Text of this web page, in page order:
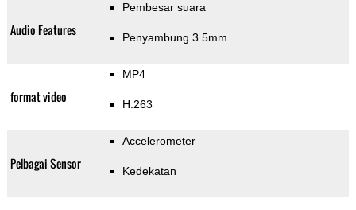
Audio Features
Pembesar suara
Penyambung 3.5mm
format video
MP4
H.263
Pelbagai Sensor
Accelerometer
Kedekatan